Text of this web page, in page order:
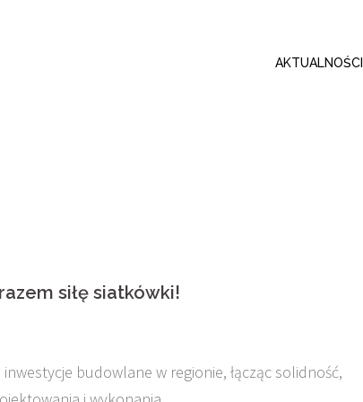
AKTUALNOŚCI
siłę siatkówki!
budowlane w regionie, łącząc solidność,